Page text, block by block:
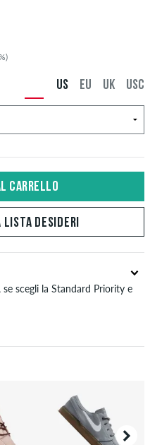
USC
UK
EU
US
CARRELLO
DESIDERI
se scegli la Standard Priority e